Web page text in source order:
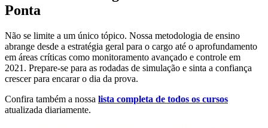
Ponta
Não se limite a um único tópico. Nossa metodologia de ensino
abrange desde a estratégia geral para o cargo até o aprofundamento
em áreas críticas como monitoramento avançado e controle em
2021. Prepare-se para as rodadas de simulação e sinta a confiança
crescer para encarar o dia da prova.
Confira também a nossa lista completa de todos os cursos
atualizada diariamente.